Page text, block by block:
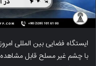
با چشم غیر مسلح قابل